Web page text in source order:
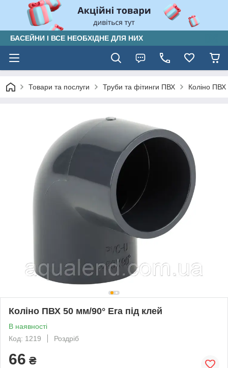
БАСЕЙНИ І ВСЕ НЕОБХІДНЕ ДЛЯ НИХ
Товари та послуги Труби та фітинги ПВХ Коліно ПВХ
Коліно ПВХ 50 мм/90° Era під клей
В наявності
Код: 1219
Роздріб
66 ₴